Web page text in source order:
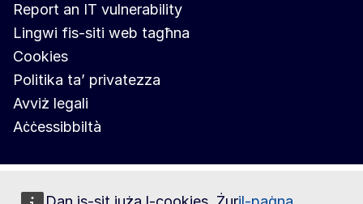
Report an IT vulnerability
Lingwi fis-siti web tagħna
Cookies
Politika ta’ privatezza
Avviż legali
Aċċessibbiltà